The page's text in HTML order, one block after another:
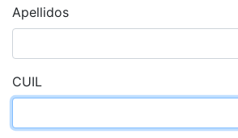
Apellidos
CUIL